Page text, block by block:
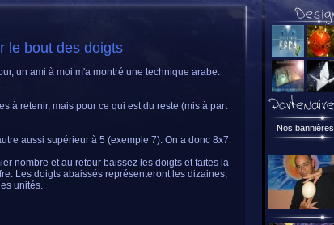
le bout des doigts
un ami à moi m'a montré une technique arabe.
à retenir, mais pour ce qui est du reste (mis à part
aussi supérieur à 5 (exemple 7). On a donc 8x7.
nombre et au retour baissez les doigts et faites la
Les doigts abaissés représenteront les dizaines,
unités.
Nos bannières